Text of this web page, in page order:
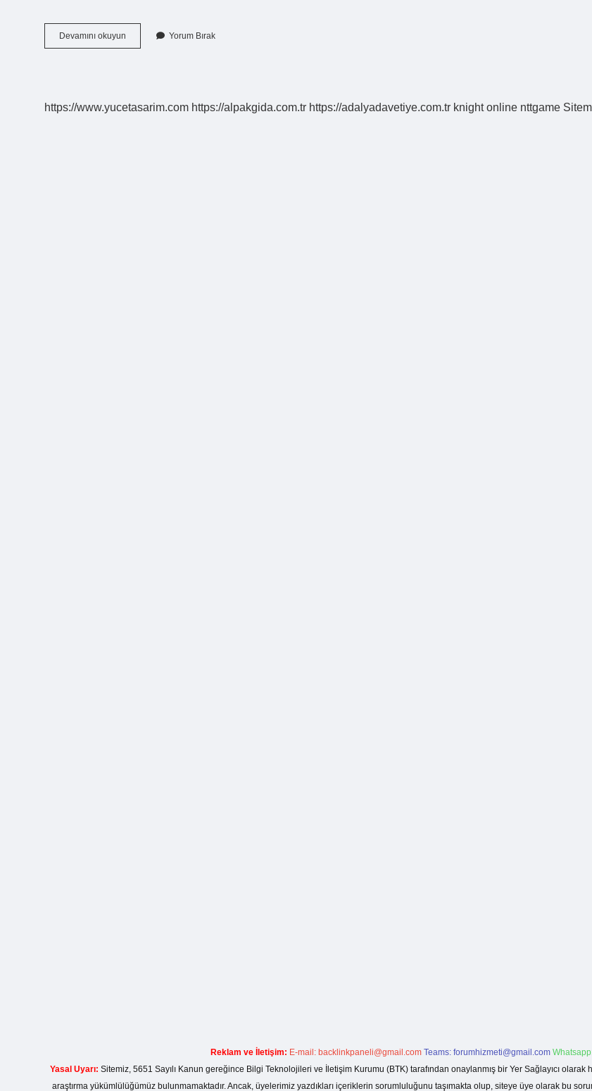
Devamını okuyun Masaüstü
Arka
Yorum Bırak
https://www.yucetasarim.com https://alpakgida.com.tr https://adalyadavetiye.com.tr knight online nttgame
Reklam ve İletişim: E-mail: backlinkpaneli@gmail.com Teams: forumhizmeti@gmail.com
Yasal Uyarı: Sitemiz, 5651 Sayılı Kanun gereğince Bilgi Teknolojileri ve İletişim Kurumu (BTK) tarafından onaylanmış bir Yer Sağlayıcı
araştırma yükümlülüğümüz bulunmamaktadır. Ancak, üyelerimiz yazdıkları içeriklerin sorumluluğunu taşımakta olup, siteye üye olarak bu